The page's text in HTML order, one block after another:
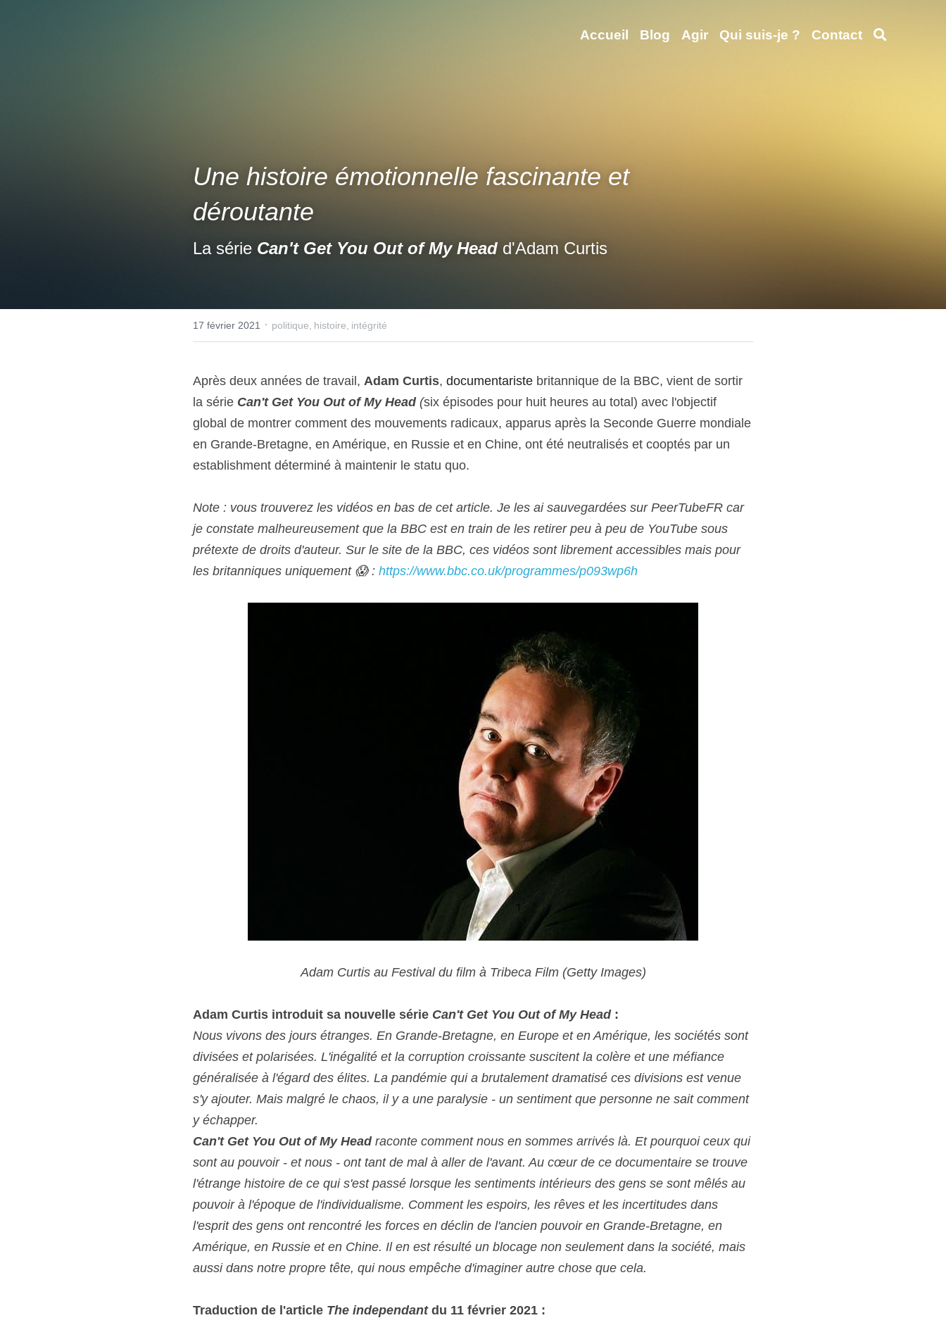
Accueil Blog Agir Qui suis-je ? Contact
Une histoire émotionnelle fascinante et
déroutante
La série Can't Get You Out of My Head d'Adam Curtis
17 février 2021 · politique, histoire, intégrité
Après deux années de travail, Adam Curtis, documentariste britannique de la BBC, vient de sortir
la série Can't Get You Out of My Head (six épisodes pour huit heures au total) avec l'objectif
global de montrer comment des mouvements radicaux, apparus après la Seconde Guerre mondiale
en Grande-Bretagne, en Amérique, en Russie et en Chine, ont été neutralisés et cooptés par un
establishment déterminé à maintenir le statu quo.
Note : vous trouverez les vidéos en bas de cet article. Je les ai sauvegardées sur PeerTubeFR car
je constate malheureusement que la BBC est en train de les retirer peu à peu de YouTube sous
prétexte de droits d'auteur. Sur le site de la BBC, ces vidéos sont librement accessibles mais pour
les britanniques uniquement 😱 : https://www.bbc.co.uk/programmes/p093wp6h
Adam Curtis au Festival du film à Tribeca Film (Getty Images)
Adam Curtis introduit sa nouvelle série Can't Get You Out of My Head :
Nous vivons des jours étranges. En Grande-Bretagne, en Europe et en Amérique, les sociétés sont
divisées et polarisées. L'inégalité et la corruption croissante suscitent la colère et une méfiance
généralisée à l'égard des élites. La pandémie qui a brutalement dramatisé ces divisions est venue
s'y ajouter. Mais malgré le chaos, il y a une paralysie - un sentiment que personne ne sait comment
y échapper.
Can't Get You Out of My Head raconte comment nous en sommes arrivés là. Et pourquoi ceux qui
sont au pouvoir - et nous - ont tant de mal à aller de l'avant. Au cœur de ce documentaire se trouve
l'étrange histoire de ce qui s'est passé lorsque les sentiments intérieurs des gens se sont mêlés au
pouvoir à l'époque de l'individualisme. Comment les espoirs, les rêves et les incertitudes dans
l'esprit des gens ont rencontré les forces en déclin de l'ancien pouvoir en Grande-Bretagne, en
Amérique, en Russie et en Chine. Il en est résulté un blocage non seulement dans la société, mais
aussi dans notre propre tête, qui nous empêche d'imaginer autre chose que cela.
Traduction de l'article The independant du 11 février 2021 :